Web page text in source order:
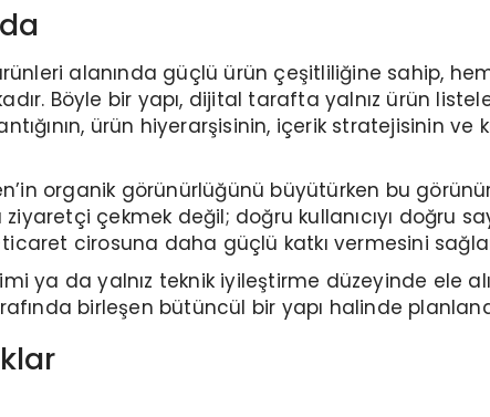
alanında güçlü ürün çeşitliliğine sahip,
Böyle bir yapı, dijital tarafta yalnız ürün
ürün hiyerarşisinin, içerik stratejisinin ve
organik görünürlüğünü büyütürken bu
çekmek değil; doğru kullanıcıyı doğru
cirosuna daha güçlü katkı vermesini
ya da yalnız teknik iyileştirme düzeyinde ele
birleşen bütüncül bir yapı halinde